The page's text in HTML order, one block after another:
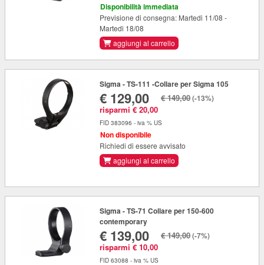
Disponibilità immediata
Previsione di consegna: Martedi 11/08 -
Martedi 18/08
aggiungi al carrello
Sigma - TS-111 -Collare per Sigma 105
€ 129,00
risparmi € 20,00
€ 149,00(-13%)
FID 383096 - iva % US
Non disponibile
Richiedi di essere avvisato
aggiungi al carrello
Sigma - TS-71 Collare per 150-600
contemporary
€ 139,00
risparmi € 10,00
€ 149,00(-7%)
FID 63088 - iva % US